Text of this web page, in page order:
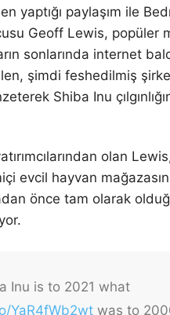
yaptığı paylaşım ile
Geoff Lewis, popüler
sonlarında internet
şimdi feshedilmiş
Shiba Inu
olan
evcil hayvan
önce tam olarak
Inu is to 2021 what
YaR4fWb2wt was to